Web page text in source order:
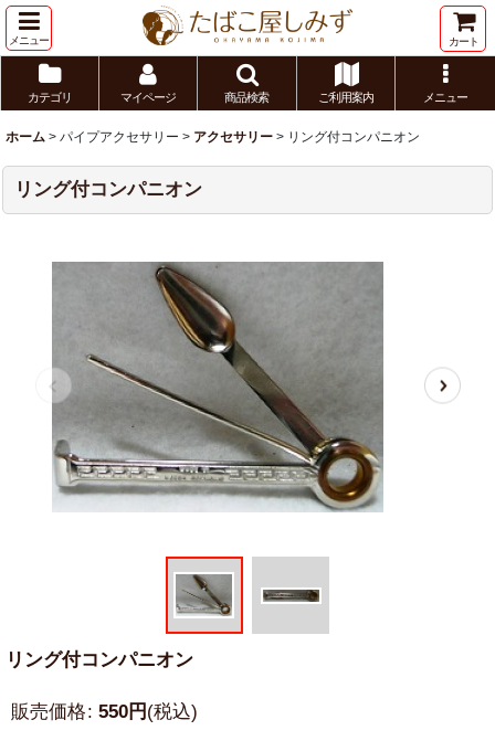
メニュー カート
カテゴリ マイページ 商品検索 ご利用案内 メニュー
ホーム > パイプアクセサリー > アクセサリー > リング付コンパニオン
リング付コンパニオン
リング付コンパニオン
販売価格: 550円 (税込)